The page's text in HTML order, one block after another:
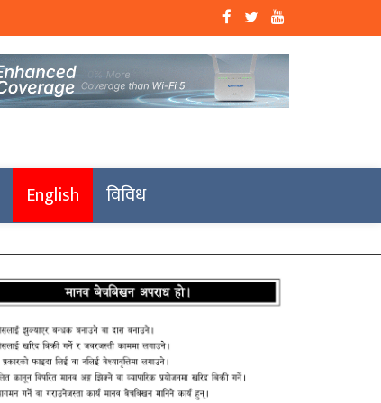
English विविध